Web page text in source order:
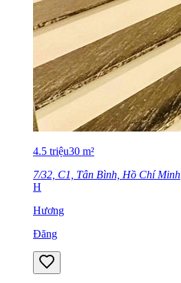
4.5 triệu30 m²
7/32, C1, Tân Bình, Hồ Chí Minh
H
Hương
Đăng